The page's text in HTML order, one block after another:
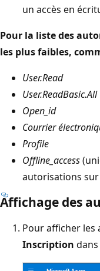
un accès en
Pour la liste des
les plus faibles,
User.Read
User.ReadBasic.All
Open_id
Courrier
Profile
Offline_access
autorisations
Affichage des
Pour afficher les
Inscription dans